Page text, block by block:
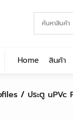
Home สินค้า
/ ประตู